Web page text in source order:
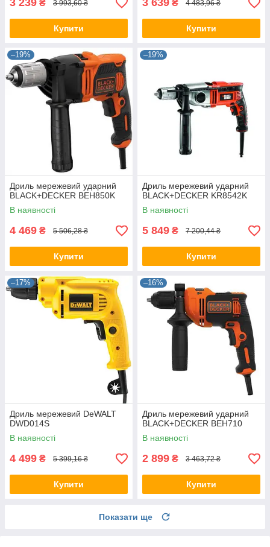
3 239 ₴ 3 993,60 ₴
Купити
3 639 ₴ 4 483,96 ₴
Купити
–19%
Дриль мережевий ударний
BLACK+DECKER BEH850K
В наявності
4 469 ₴ 5 506,28 ₴
Купити
–19%
Дриль мережевий ударний
BLACK+DECKER KR8542K
В наявності
5 849 ₴ 7 200,44 ₴
Купити
–17%
Дриль мережевий DeWALT
DWD014S
В наявності
4 499 ₴ 5 399,16 ₴
Купити
–16%
Дриль мережевий ударний
BLACK+DECKER BEH710
В наявності
2 899 ₴ 3 463,72 ₴
Купити
Показати ще